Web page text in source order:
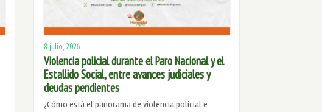
8 julio, 2026
Violencia policial durante el Paro Nacional y el
Estallido Social, entre avances judiciales y
deudas pendientes
¿Cómo está el panorama de violencia policial e